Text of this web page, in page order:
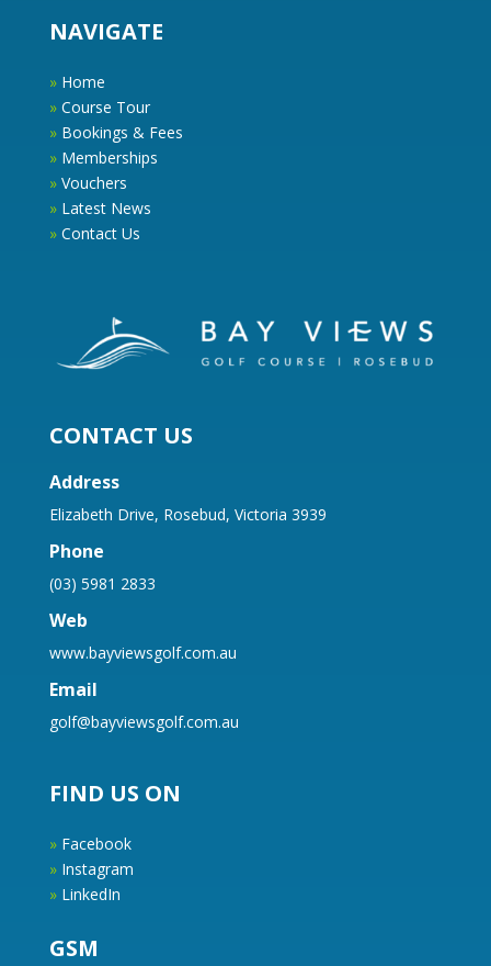
NAVIGATE
» Home
» Course Tour
» Bookings & Fees
» Memberships
» Vouchers
» Latest News
» Contact Us
CONTACT US
Address
Elizabeth Drive, Rosebud, Victoria 3939
Phone
(03) 5981 2833
Web
www.bayviewsgolf.com.au
Email
golf@bayviewsgolf.com.au
FIND US ON
» Facebook
» Instagram
» LinkedIn
GSM